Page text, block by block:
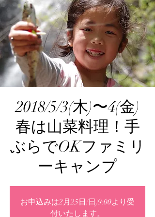
2018/5/3(木)〜4(金)
春は山菜料理！手
ぶらでOKファミリ
ーキャンプ
お申込みは2月25日(日)9:00より受
付いたします。